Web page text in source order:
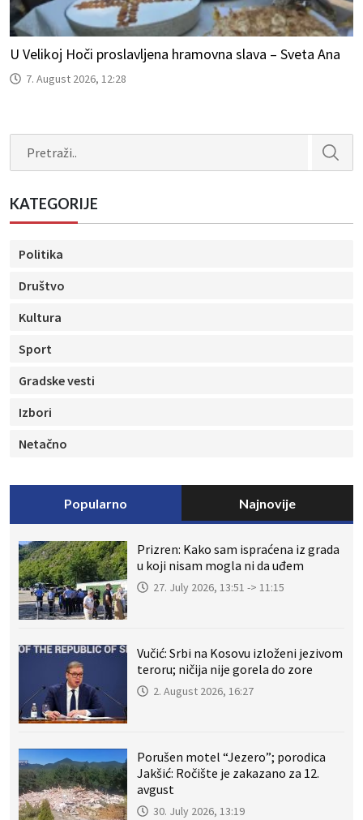
U Velikoj Hoči proslavljena hramovna slava – Sveta Ana
7. August 2026, 12:28
KATEGORIJE
Politika
Društvo
Kultura
Sport
Gradske vesti
Izbori
Netačno
Popularno Najnovije
Prizren: Kako sam ispraćena iz grada
u koji nisam mogla ni da uđem
27. July 2026, 13:51 -> 11:15
Vučić: Srbi na Kosovu izloženi jezivom
teroru; ničija nije gorela do zore
2. August 2026, 16:27
Porušen motel “Jezero”; porodica
Jakšić: Ročište je zakazano za 12.
avgust
30. July 2026, 13:19